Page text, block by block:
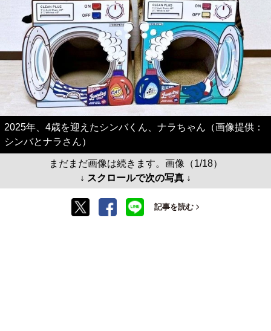
2025年、4歳を迎えたシンバくん、ナラちゃん（画像提供：
シンバとナラさん）
まだまだ画像は続きます。画像（1/18）
↓ スクロールで次の写真 ↓
記事を読む